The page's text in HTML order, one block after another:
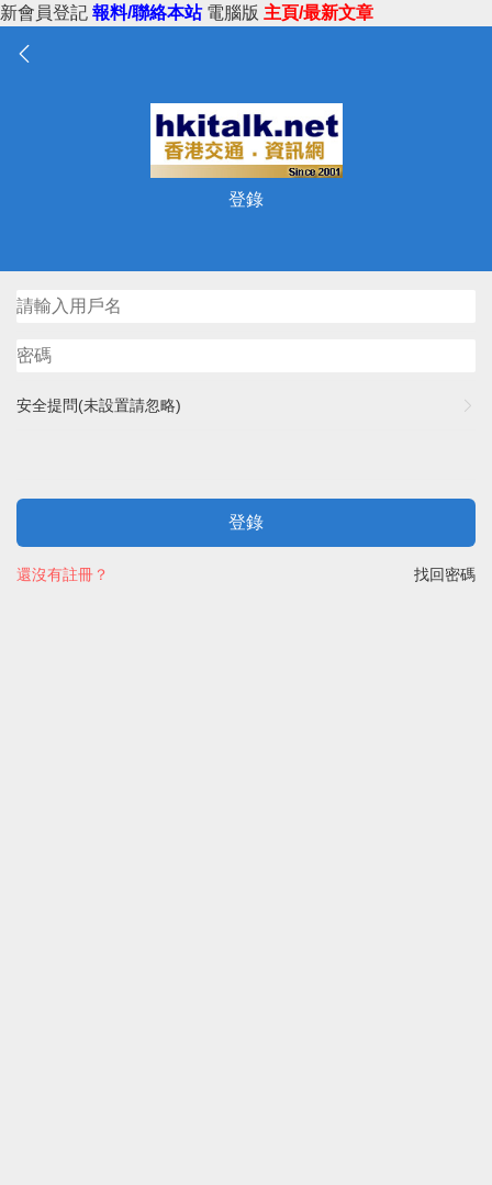
新會員登記 報料/聯絡本站 電腦版 主頁/最新文章
登錄
安全提問(未設置請忽略)
登錄
找回密碼
還沒有註冊？